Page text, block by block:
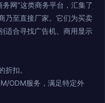
务网”这类商务平台，汇集了
乃至直接厂家。它们为买卖
适合寻找广告机、商用显示
折扣。
ODM服务，满足特定外